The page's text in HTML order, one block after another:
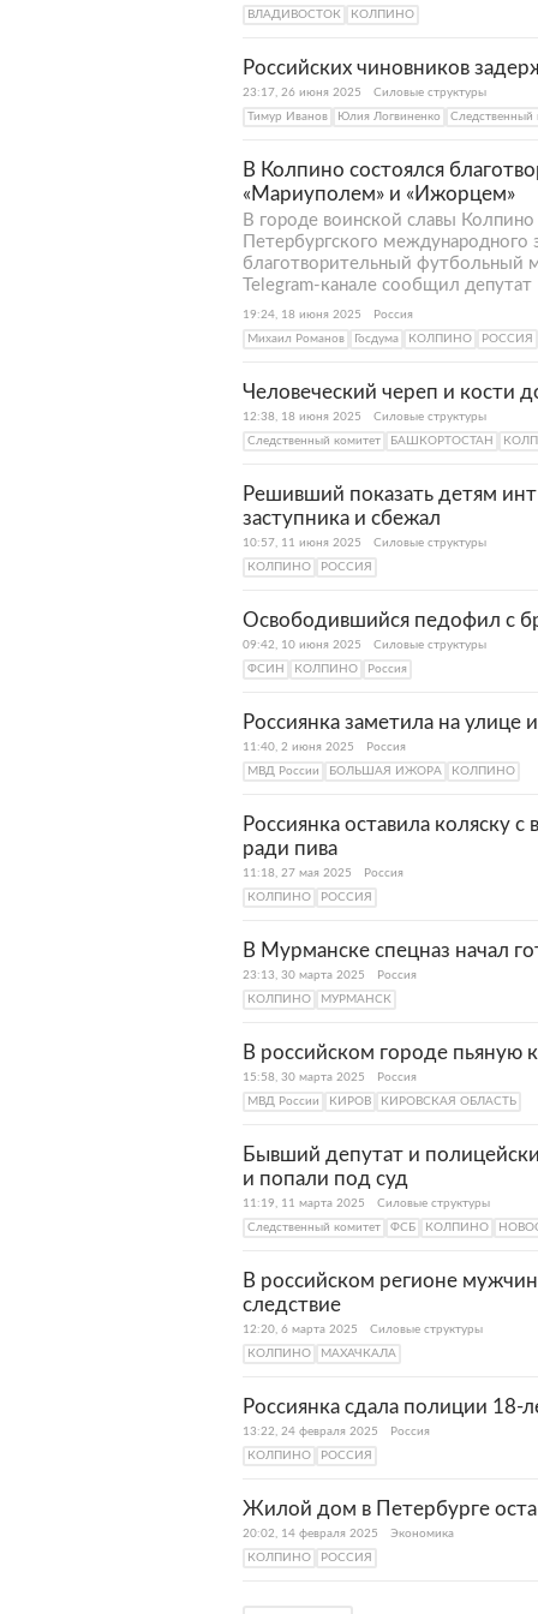
ВЛАДИВОСТОК КОЛПИНО
Российских чиновников
23:17, 26 июня 2025
Силовые структуры
Тимур Иванов
Юлия Логвиненко Следственный
В Колпино состоялся
«Мариуполем» и «Ижорцем»
В городе воинской славы
Петербургского
благотворительный футбольный
Telegram-канале сообщил
19:24, 18 июня 2025
Россия
Михаил Романов
Госдума КОЛПИНО РОССИЯ
Человеческий череп и кости
12:38, 18 июня 2025
Силовые структуры
Следственный комитет
БАШКОРТОСТАН
Решивший показать детям
заступника и сбежал
10:57, 11 июня 2025
Силовые структуры
КОЛПИНО
РОССИЯ
Освободившийся педофил с
09:42, 10 июня 2025
Силовые структуры
ФСИН
КОЛПИНО Россия
Россиянка заметила на улице
11:40, 2 июня 2025
Россия
МВД России
БОЛЬШАЯ ИЖОРА КОЛПИНО
Россиянка оставила коляску
ради пива
11:18, 27 мая 2025
Россия
КОЛПИНО
РОССИЯ
В Мурманске спецназ начал
23:13, 30 марта 2025
Россия
КОЛПИНО
МУРМАНСК
В российском городе пьяную
15:58, 30 марта 2025
Россия
МВД России
КИРОВ КИРОВСКАЯ ОБЛАСТЬ
Бывший депутат и
и попали под суд
11:19, 11 марта 2025
Силовые структуры
Следственный комитет
ФСБ КОЛПИНО
В российском регионе
следствие
12:20, 6 марта 2025
Силовые структуры
КОЛПИНО
МАХАЧКАЛА
Россиянка сдала полиции 18-
13:22, 24 февраля 2025
Россия
КОЛПИНО
РОССИЯ
Жилой дом в Петербурге
20:02, 14 февраля 2025
Экономика
КОЛПИНО
РОССИЯ